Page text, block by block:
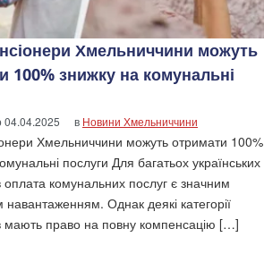
Хмельниччини можуть
100% знижку на комунальні
04.04.2025 в Новини Хмельниччини
Хмельниччини можуть отримати 100%
послуги Для багатьох українських
оплата комунальних послуг є значним
Однак деякі категорії
мають право на повну компенсацію […]